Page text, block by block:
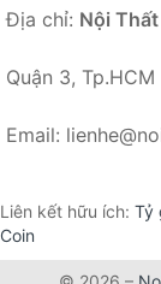
Địa chỉ: Nội
Quận 3, Tp.HCM
Email:
Liên kết hữu ích: Tỷ
Coin